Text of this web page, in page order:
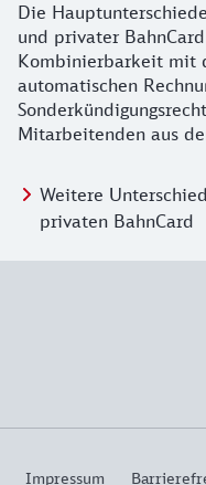
Die
und privater
Kombinierbarkeit mit
automatischen
Mitarbeitenden aus
Weitere
privaten BahnCard
Impressum